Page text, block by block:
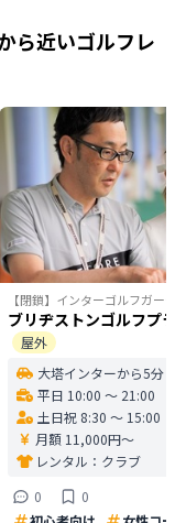
ら近いゴルフレ
【閉鎖】インターゴルフガー
ブリヂストンゴルフプ
屋外
大塔インターから5分
平日 10:00 〜 21:00
土日祝 8:30 〜 15:00
月額 11,000円〜
レンタル： クラブ
0
0